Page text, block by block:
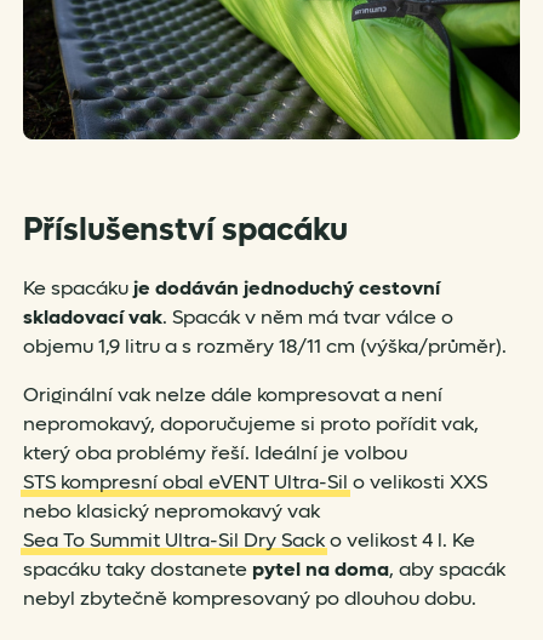
Příslušenství spacáku
Ke spacákuje dodáván jednoduchý cestovní
skladovací vak. Spacák v něm má tvar válce o
objemu 1,9 litru a s rozměry 18/11 cm (výška/průměr).
Originální vak nelze dále kompresovat a není
nepromokavý, doporučujeme si proto pořídit vak,
který oba problémy řeší. Ideální je volbou
STS kompresní obal eVENT Ultra-Sil o velikosti XXS
nebo klasický nepromokavý vak
Sea To Summit Ultra-Sil Dry Sacko velikost 4 l. Ke
spacáku taky dostanetepytel na doma, aby spacák
nebyl zbytečně kompresovaný po dlouhou dobu.